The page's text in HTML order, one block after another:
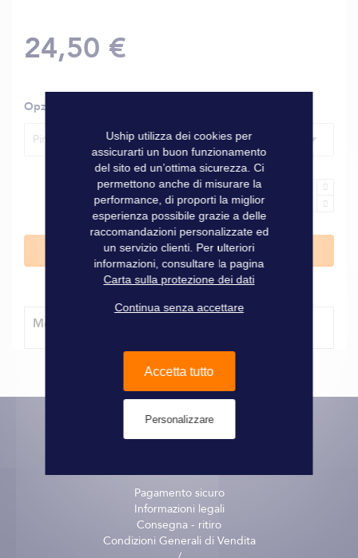
24,50 €
Opzioni
Pinna 115 CV
Aggiungi al Carrello
Modalità di consegna
Pagamento sicuro
Informazioni legali
Consegna - ritiro
Condizioni Generali di Vendita
Uship utilizza dei cookies per
assicurarti un buon funzionamento
del sito ed un’ottima sicurezza. Ci
permettono anche di misurare la
performance, di proporti la miglior
esperienza possibile grazie a delle
raccomandazioni personalizzate ed
un servizio clienti. Per ulteriori
informazioni, consultare la pagina
Carta sulla protezione dei dati
Continua senza accettare
Accetta tutto
Personalizzare